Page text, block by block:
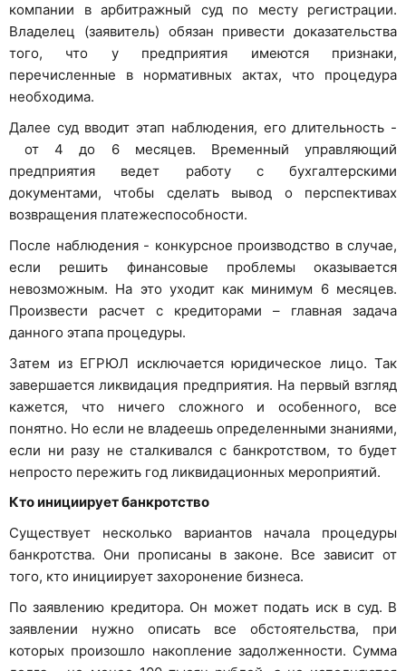
компании в арбитражный суд по месту регистрации.
Владелец (заявитель) обязан привести доказательства
того, что у предприятия имеются признаки,
перечисленные в нормативных актах, что процедура
необходима.
Далее суд вводит этап наблюдения, его длительность -
от 4 до 6 месяцев. Временный управляющий
предприятия ведет работу с бухгалтерскими
документами, чтобы сделать вывод о перспективах
возвращения платежеспособности.
После наблюдения - конкурсное производство в случае,
если решить финансовые проблемы оказывается
невозможным. На это уходит как минимум 6 месяцев.
Произвести расчет с кредиторами – главная задача
данного этапа процедуры.
Затем из ЕГРЮЛ исключается юридическое лицо. Так
завершается ликвидация предприятия. На первый взгляд
кажется, что ничего сложного и особенного, все
понятно. Но если не владеешь определенными знаниями,
если ни разу не сталкивался с банкротством, то будет
непросто пережить год ликвидационных мероприятий.
Кто инициирует банкротство
Существует несколько вариантов начала процедуры
банкротства. Они прописаны в законе. Все зависит от
того, кто инициирует захоронение бизнеса.
По заявлению кредитора. Он может подать иск в суд. В
заявлении нужно описать все обстоятельства, при
которых произошло накопление задолженности. Сумма